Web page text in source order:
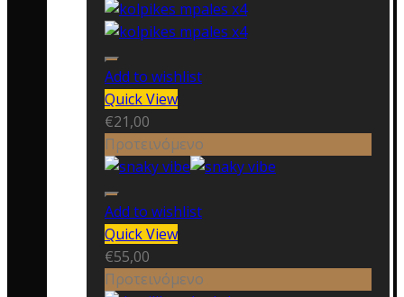
Add to wishlist
Quick View
€21,00
Προτεινόμενο
Add to wishlist
Quick View
€55,00
Προτεινόμενο